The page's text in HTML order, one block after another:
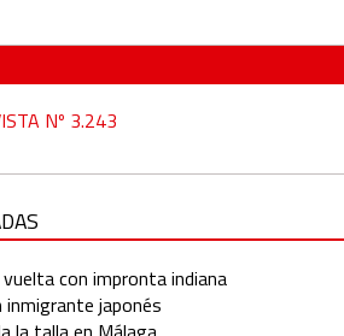
Nº 3.243
con impronta indiana
inmigrante japonés